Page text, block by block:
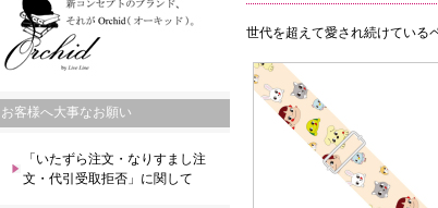
お客様へ大事なお願い
「いたずら注文・なりすまし注
文・代引受取拒否」に関して
世代を超えて愛され続けている